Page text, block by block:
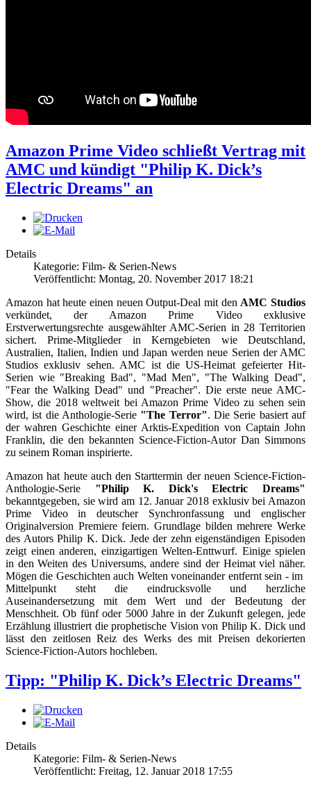
Amazon Prime Video schließt Vertrag mit
AMC und kündigt "Philip K. Dick’s
Electric Dreams" an
Details
Kategorie: Film- & Serien-News
Veröffentlicht: Montag, 20. November 2017 18:21
Amazon hat heute einen neuen Output-Deal mit den AMC Studios
verkündet, der Amazon Prime Video exklusive
Erstverwertungsrechte ausgewählter AMC-Serien in 28 Territorien
sichert. Prime-Mitglieder in Kerngebieten wie Deutschland,
Australien, Italien, Indien und Japan werden neue Serien der AMC
Studios exklusiv sehen. AMC ist die US-Heimat gefeierter Hit-
Serien wie "Breaking Bad", "Mad Men", "The Walking Dead",
"Fear the Walking Dead" und "Preacher". Die erste neue AMC-
Show, die 2018 weltweit bei Amazon Prime Video zu sehen sein
wird, ist die Anthologie-Serie "The Terror". Die Serie basiert auf
der wahren Geschichte einer Arktis-Expedition von Captain John
Franklin, die den bekannten Science-Fiction-Autor Dan Simmons
zu seinem Roman inspirierte.
Amazon hat heute auch den Starttermin der neuen Science-Fiction-
Anthologie-Serie "Philip K. Dick's Electric Dreams"
bekanntgegeben, sie wird am 12. Januar 2018 exklusiv bei Amazon
Prime Video in deutscher Synchronfassung und englischer
Originalversion Premiere feiern. Grundlage bilden mehrere Werke
des Autors Philip K. Dick. Jede der zehn eigenständigen Episoden
zeigt einen anderen, einzigartigen Welten-Enttwurf. Einige spielen
in den Weiten des Universums, andere sind der Heimat viel näher.
Mögen die Geschichten auch Welten voneinander entfernt sein - im
Mittelpunkt steht die eindrucksvolle und herzliche
Auseinandersetzung mit dem Wert und der Bedeutung der
Menschheit. Ob fünf oder 5000 Jahre in der Zukunft gelegen, jede
Erzählung illustriert die prophetische Vision von Philip K. Dick und
lässt den zeitlosen Reiz des Werks des mit Preisen dekorierten
Science-Fiction-Autors hochleben.
Tipp: "Philip K. Dick’s Electric Dreams"
Details
Kategorie: Film- & Serien-News
Veröffentlicht: Freitag, 12. Januar 2018 17:55